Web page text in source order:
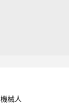
機械人